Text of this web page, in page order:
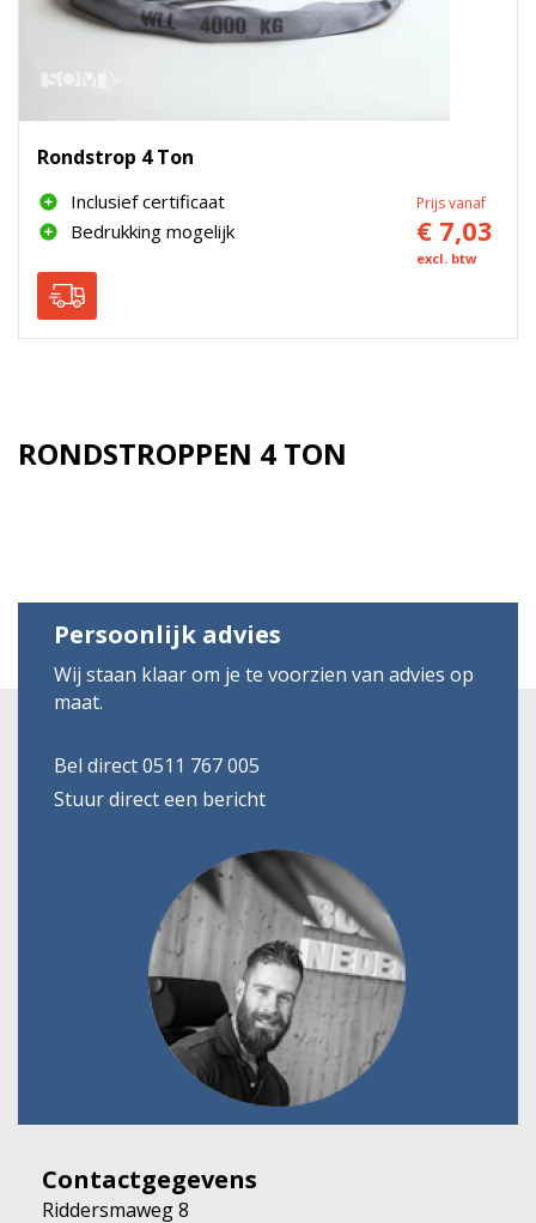
Rondstrop 4 Ton
Prijs vanaf
€ 7,03
excl. btw
Inclusief certificaat
Bedrukking mogelijk
RONDSTROPPEN 4 TON
Persoonlijk advies
Wij staan klaar om je te voorzien van advies op
maat.
Bel direct 0511 767 005
Stuur direct een bericht
Contactgegevens
Riddersmaweg 8